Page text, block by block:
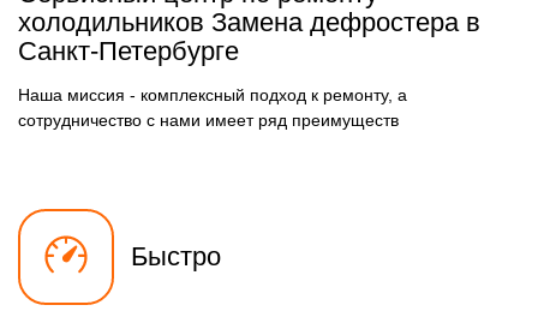
Замена электросхемы
590 р
Замена нагревателя
оттайки
500 р
холодильников Замена дефростера в
Санкт-Петербурге
Наша миссия - комплексный подход к ремонту, а
сотрудничество с нами имеет ряд преимуществ
Быстро